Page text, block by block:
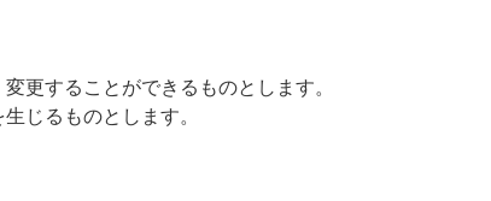
更することができるものとします。
じるものとします。